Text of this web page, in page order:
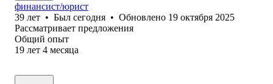
финансист/юрист
39 лет • Был сегодня • Обновлено 19 октября 2025
Рассматривает предложения
Общий опыт
19 лет 4 месяца